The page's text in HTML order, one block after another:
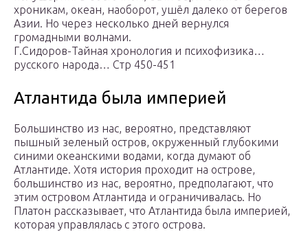
хроникам, океан, наоборот, ушёл далеко от берегов
Азии. Но через несколько дней вернулся
громадными волнами.
Г.Сидоров-Тайная хронология и психофизика…
русского народа… Стр 450-451
Атлантида была империей
Большинство из нас, вероятно, представляют
пышный зеленый остров, окруженный глубокими
синими океанскими водами, когда думают об
Атлантиде. Хотя история проходит на острове,
большинство из нас, вероятно, предполагают, что
этим островом Атлантида и ограничивалась. Но
Платон рассказывает, что Атлантида была империей,
которая управлялась с этого острова.